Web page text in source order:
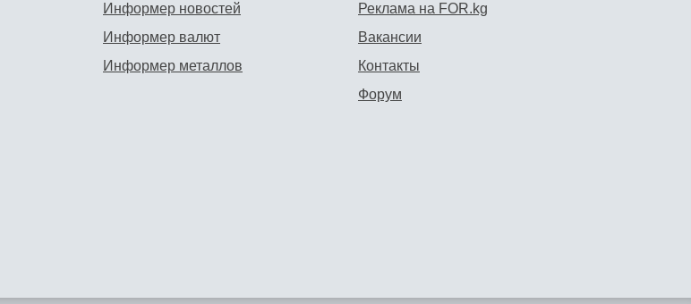
Информер новостей
Информер валют
Информер металлов
Реклама на FOR.kg
Вакансии
Контакты
Форум